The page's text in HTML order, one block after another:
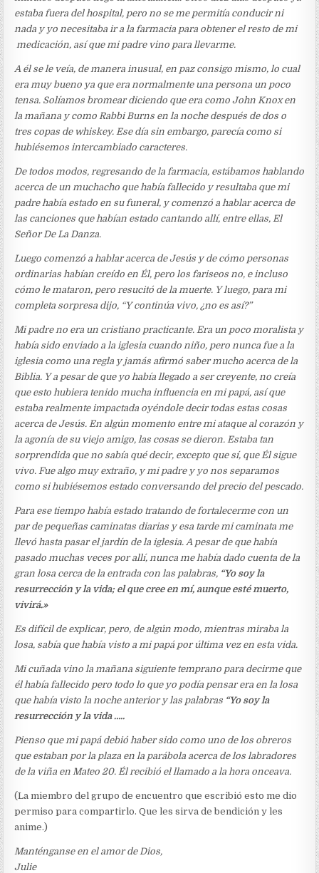
estaba fuera del hospital, pero no se me permitía conducir ni
nada y yo necesitaba ir a la farmacia para obtener el resto de mi
medicación, así que mi padre vino para llevarme.
A él se le veía, de manera inusual, en paz consigo mismo, lo cual
era muy bueno ya que era normalmente una persona un poco
tensa. Solíamos bromear diciendo que era como John Knox en
la mañana y como Rabbi Burns en la noche después de dos o
tres copas de whiskey. Ese día sin embargo, parecía como si
hubiésemos intercambiado caracteres.
De todos modos, regresando de la farmacia, estábamos hablando
acerca de un muchacho que había fallecido y resultaba que mi
padre había estado en su funeral, y comenzó a hablar acerca de
las canciones que habían estado cantando allí, entre ellas, El
Señor De La Danza.
Luego comenzó a hablar acerca de Jesús y de cómo personas
ordinarias habían creído en Él, pero los fariseos no, e incluso
cómo le mataron, pero resucitó de la muerte. Y luego, para mi
completa sorpresa dijo, “Y continúa vivo, ¿no es así?”
Mi padre no era un cristiano practicante. Era un poco moralista y
había sido enviado a la iglesia cuando niño, pero nunca fue a la
iglesia como una regla y jamás afirmó saber mucho acerca de la
Biblia. Y a pesar de que yo había llegado a ser creyente, no creía
que esto hubiera tenido mucha influencia en mi papá, así que
estaba realmente impactada oyéndole decir todas estas cosas
acerca de Jesús. En algún momento entre mi ataque al corazón y
la agonía de su viejo amigo, las cosas se dieron. Estaba tan
sorprendida que no sabía qué decir, excepto que sí, que Él sigue
vivo. Fue algo muy extraño, y mi padre y yo nos separamos
como si hubiésemos estado conversando del precio del pescado.
Para ese tiempo había estado tratando de fortalecerme con un
par de pequeñas caminatas diarias y esa tarde mi caminata me
llevó hasta pasar el jardín de la iglesia. A pesar de que había
pasado muchas veces por allí, nunca me había dado cuenta de la
gran losa cerca de la entrada con las palabras, “Yo soy la
resurrección y la vida; el que cree en mí, aunque esté muerto,
vivirá.»
Es difícil de explicar, pero, de algún modo, mientras miraba la
losa, sabía que había visto a mi papá por última vez en esta vida.
Mi cuñada vino la mañana siguiente temprano para decirme que
él había fallecido pero todo lo que yo podía pensar era en la losa
que había visto la noche anterior y las palabras “Yo soy la
resurrección y la vida …..
Pienso que mi papá debió haber sido como uno de los obreros
que estaban por la plaza en la parábola acerca de los labradores
de la viña en Mateo 20. Él recibió el llamado a la hora onceava.
(La miembro del grupo de encuentro que escribió esto me dio
permiso para compartirlo. Que les sirva de bendición y les
anime.)
Manténganse en el amor de Dios,
Julie